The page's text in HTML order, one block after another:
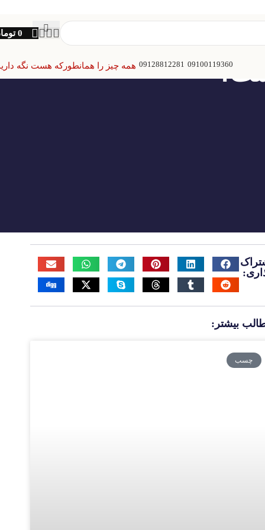
0
09100119360
09128812281 همه چیز را همانطورکه هست نگه
بیشتر:
چسب